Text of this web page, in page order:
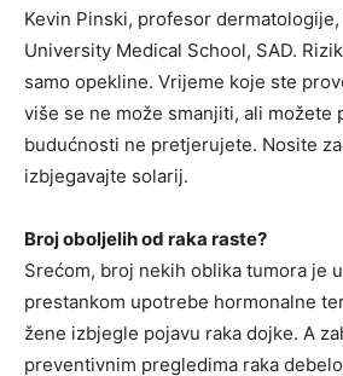
Kevin Pinski, profesor
University Medical School, SAD.
samo opekline. Vrijeme koje ste
više se ne može smanjiti, ali možete
budućnosti ne pretjerujete. Nosite
izbjegavajte solarij.
Broj oboljelih od raka raste?
Srećom, broj nekih oblika tumora je
prestankom upotrebe hormonalne
žene izbjegle pojavu raka dojke. A
preventivnim pregledima raka